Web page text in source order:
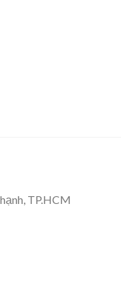
TP.HCM